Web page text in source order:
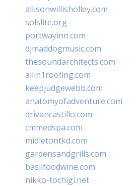
allisonwillisholley.com
solslite.org
portwayinn.com
djmaddogmusic.com
thesoundarchitects.com
allin1roofing.com
keepjudgewebb.com
anatomyofadventure.com
drivancastillo.com
cmmedspa.com
midletontkd.com
gardensandgrills.com
basilfoodwine.com
nikko-tochigi.net